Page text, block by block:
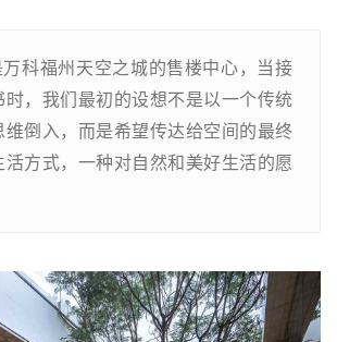
万科福州天空之城的售楼中心，当接
时，我们最初的设想不是以一个传统
维倒入，而是希望传达给空间的最终
方式，一种对自然和美好生活的愿